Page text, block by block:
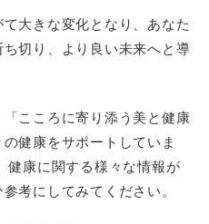
大きな変化となり、あなた
切り、より良い未来へと導
こころに寄り添う美と健康
健康をサポートしていま
健康に関する様々な情報が
考にしてみてください。